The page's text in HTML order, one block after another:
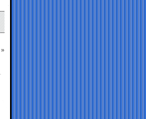
»